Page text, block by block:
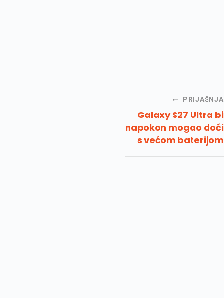
PRIJAŠNJA
Galaxy S27 Ultra bi
napokon mogao doći
s većom baterijom